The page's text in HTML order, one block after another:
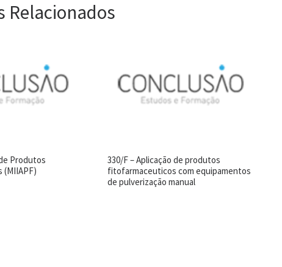
Relacionados
Produtos
330/F – Aplicação de produtos
fitofarmaceuticos com equipamentos
de pulverização manual